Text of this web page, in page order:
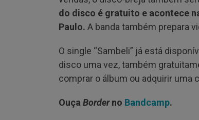
do disco é gratuito e acontece
Paulo. A banda também prepara
O single “Sambeli” já está
disco uma vez, também
comprar o álbum ou adquirir uma
Ouça Borderno Bandcamp.